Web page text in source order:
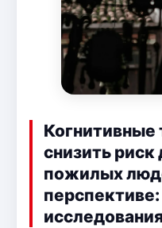
Когнитивные
снизить
пожилых
исследования